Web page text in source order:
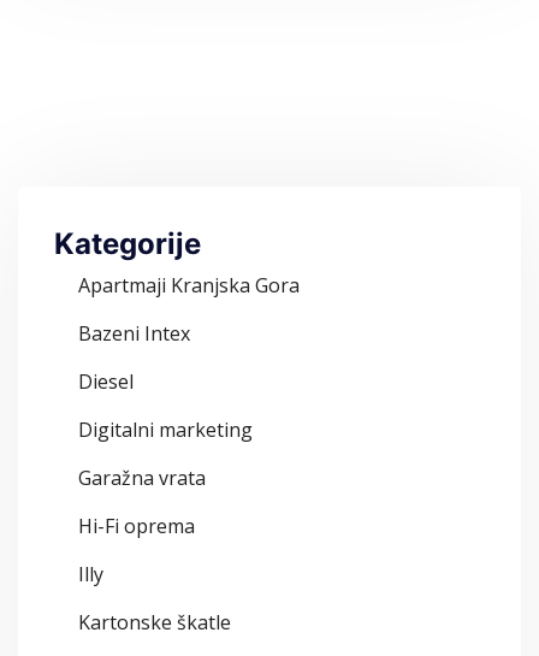
Kategorije
Apartmaji Kranjska Gora
Bazeni Intex
Diesel
Digitalni marketing
Garažna vrata
Hi-Fi oprema
Illy
Kartonske škatle